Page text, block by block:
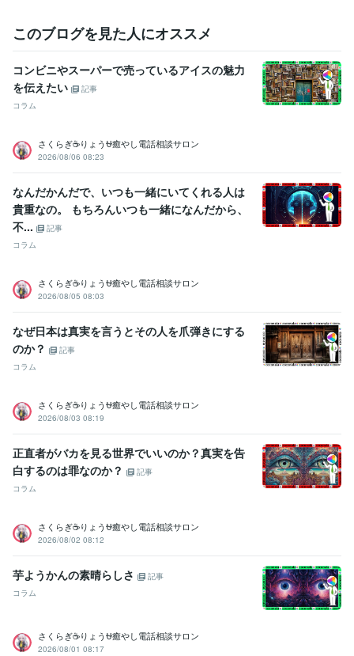
ココナラ 2024年3月 ~ 現在 2024年3月 ~ 現在
2024年3月 ~ 現在 2024年3月 ~ 現在
受賞歴
ココナラ レギュラーランク
小学校の作文・・・『内容覚えてない』
られた・・・・スゴい昔 友人に誕生日を祝われた
和太鼓で地域行事で演奏 和太鼓
で都内某ホール、都内某神社で演奏多数 国内美容大会カラー部門で
入賞経験多数 国内美容大会パーマ部門で入賞経験多数
国内美容大会
カット部門で入賞経験多数
国内美容大会アップ部門で入賞経験多数
Google スプレッドシート:5年Google ドキュメント:5年
Final Cut Pro:3年
Canva:3年
その他ツール
人を笑わせる心意気:20年日本語をネイティブに話せる資格:20年
杓子定規に物を考えない:20年
大所高所に物を見る:20年
ヘアカラー施術:10年パーマ施術:10年 縮毛矯正施術:10年
ヘアーカット施術:10年 ボディーペイティング:10年
ヘアーアップ施術:10年
得意分野
悩み相談・カウンセリング
悩み、恋愛、話し、愚痴、何でもどうぞ
相手、愚痴聞き 話し相手、愚痴聞き 話し相手、愚痴聞き 対人関係
の悩み相談 対人関係の悩み相談
悩み相談・カウンセリング
恋愛相談・アドバ
ャリアの悩み相談 仕事・職場・キャリアの悩み相談
ャリアの悩み相談
このブログを見た人にオススメ
コンビニやスーパーで売っているアイスの魅力
を伝えたい
記事
コラム
さくらぎ☕りょう⛎癒やし電話相談サロン
2026/08/06 08:23
なんだかんだで、いつも一緒にいてくれる人は
貴重なの。 もちろんいつも一緒になんだから、
不...
記事
コラム
さくらぎ☕りょう⛎癒やし電話相談サロン
2026/08/05 08:03
なぜ日本は真実を言うとその人を爪弾きにする
のか？
記事
コラム
さくらぎ☕りょう⛎癒やし電話相談サロン
2026/08/03 08:19
正直者がバカを見る世界でいいのか？真実を告
白するのは罪なのか？
記事
コラム
さくらぎ☕りょう⛎癒やし電話相談サロン
2026/08/02 08:12
芋ようかんの素晴らしさ
記事
コラム
さくらぎ☕りょう⛎癒やし電話相談サロン
2026/08/01 08:17